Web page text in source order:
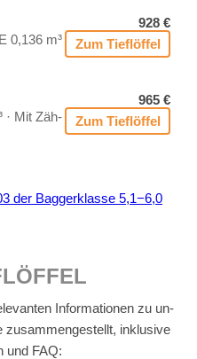
0,136 m³
928 €
Zum Tief­löf­fel
· Mit Zäh­
965 €
Zum Tief­löf­fel
der Bag­ger­klas­se 5,1−6,0
In­for­ma­tio­nen zu un­
zu­sam­men­ge­stellt, in­klu­si­ve
und FAQ: